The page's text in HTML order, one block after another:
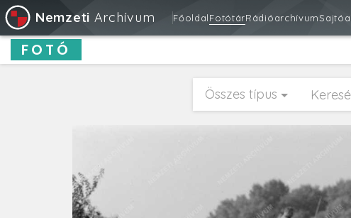
Nemzeti Archívum FőoldalFotótárRádióarchívum
FOTÓ
Összes típus